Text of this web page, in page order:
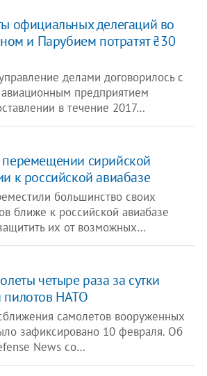
официальных делегаций ​во
и Парубием потратят ₴30
делами договорилось с
предприятием
в течение 2017…
сирийской
к российской авиабазе
большинство своих
ближе к российской авиабазе
их от возможных…
четыре раза за сутки
пилотов НАТО
самолетов вооруженных
зафиксировано 10 февраля. Об
News со…